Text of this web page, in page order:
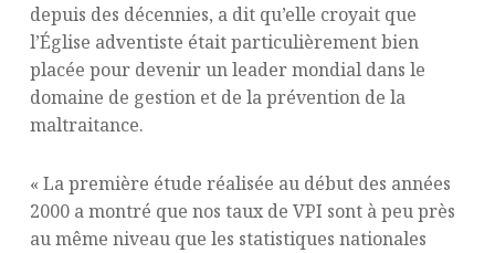
depuis des décennies, a dit qu’elle croyait que
l’Église adventiste était particulièrement bien
placée pour devenir un leader mondial dans le
domaine de gestion et de la prévention de la
maltraitance.
« La première étude réalisée au début des années
2000 a montré que nos taux de VPI sont à peu près
au même niveau que les statistiques nationales